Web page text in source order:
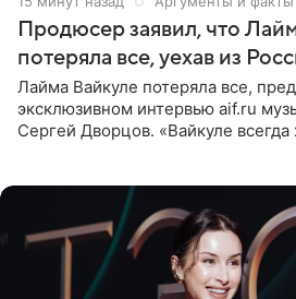
Продюсер заявил, что
потеряла все, уехав из
Лайма Вайкуле потеряла все,
эксклюзивном интервью aif.ru
Сергей Дворцов. «Вайкуле